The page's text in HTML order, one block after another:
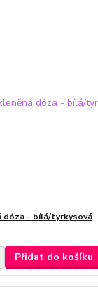
dóza - bílá/tyrkysová
Přidat do košíku